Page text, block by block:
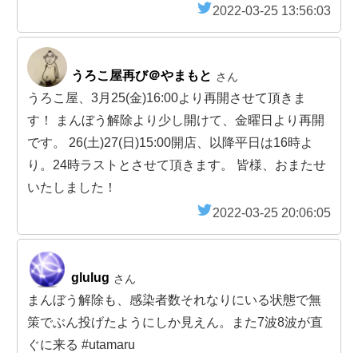
2022-03-25 13:56:03
うろこ屋再び＠やまもと さん
うろこ屋、3月25(金)16:00より再開させて頂きま
す！ まんぼう解除より少し開けて、金曜日より再開
です。 26(土)27(日)15:00開店、以降平日は16時よ
り。24時ラストとさせて頂きます。 皆様、おまたせ
いたしました！
2022-03-25 20:06:05
glulug さん
まんぼう解除も、感染者数それなりにいる状態で無
策でぶん投げたようにしか見えん。また7波8波が直
ぐに来る #utamaru